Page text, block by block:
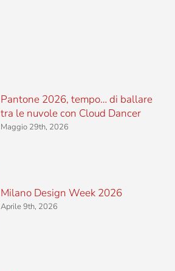
Pantone 2026, tempo… di ballare
tra le nuvole con Cloud Dancer
Maggio 29th, 2026
Milano Design Week 2026
Aprile 9th, 2026